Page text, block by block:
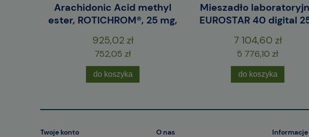
Arachidonic Acid methyl
ester, ROTICHROM®, 25 mg,
925,02 zł
752,05 zł
do koszyka
Mieszadło
EUROSTAR 40 digital
7 104,60 zł
5 776,10 zł
do koszyka
Twoje konto O nas Informacje